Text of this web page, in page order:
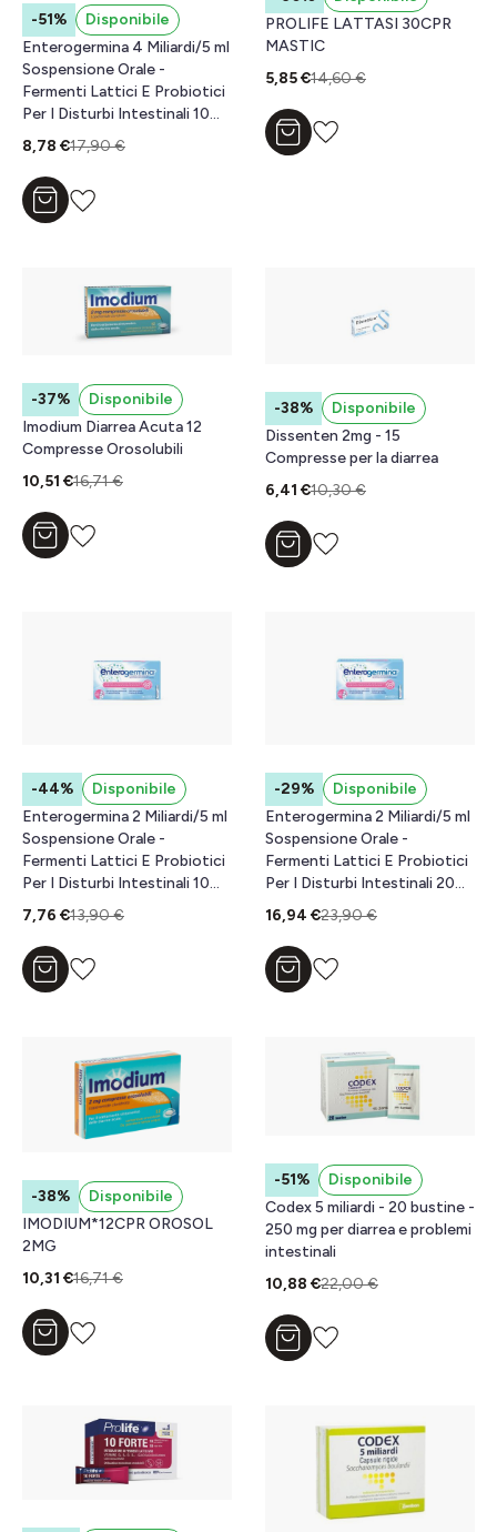
-51%
Disponibile
Enterogermina 4 Miliardi/5 ml
Sospensione Orale -
Fermenti Lattici E Probiotici
Per I Disturbi Intestinali 10
Fiale
8,78 €17,90 €
Aggiungi al carrello
PROLIFE LATTASI 30CPR
MASTIC
5,85 €14,60 €
Aggiungi al carrello
-37%
Disponibile
Imodium Diarrea Acuta 12
Compresse Orosolubili
10,51 €16,71 €
Aggiungi al carrello
-38%
Disponibile
Dissenten 2mg - 15
Compresse per la diarrea
6,41 €10,30 €
Aggiungi al carrello
-44%
Disponibile
Enterogermina 2 Miliardi/5 ml
Sospensione Orale -
Fermenti Lattici E Probiotici
Per I Disturbi Intestinali 10
Fiale
7,76 €13,90 €
Aggiungi al carrello
-29%
Disponibile
Enterogermina 2 Miliardi/5 ml
Sospensione Orale -
Fermenti Lattici E Probiotici
Per I Disturbi Intestinali 20
Fiale
16,94 €23,90 €
Aggiungi al carrello
-38%
Disponibile
IMODIUM*12CPR OROSOL
2MG
10,31 €16,71 €
Aggiungi al carrello
-51%
Disponibile
Codex 5 miliardi - 20 bustine -
250 mg per diarrea e problemi
intestinali
10,88 €22,00 €
Aggiungi al carrello